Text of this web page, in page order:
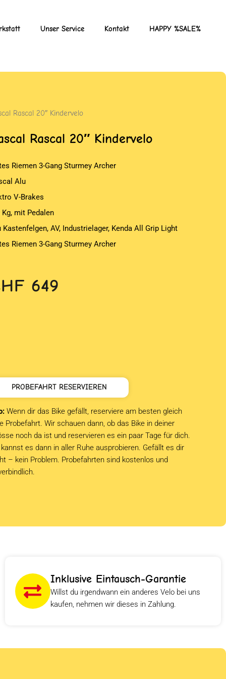
Unser Service Kontakt HAPPY %SALE%
Rascal 20″ Kindervelo
Rascal 20″ Kindervelo
Riemen 3-Gang Sturmey Archer
Alu
V-Brakes
Kg, mit Pedalen
Kastenfelgen, AV, Industrielager, Kenda All Grip Light
Riemen 3-Gang Sturmey Archer
649
PROBEFAHRT RESERVIEREN
Wenn dir das Bike gefällt, reserviere am besten gleich
Probefahrt. Wir schauen dann, ob das Bike in deiner
noch da ist und reservieren es ein paar Tage für dich.
kannst es dann in aller Ruhe ausprobieren. Gefällt es dir
– kein Problem. Probefahrten sind kostenlos und
Inklusive Eintausch-Garantie
Willst du irgendwann ein anderes Velo bei uns
kaufen, nehmen wir dieses in Zahlung.